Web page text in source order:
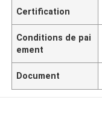
Certification
Conditions de pai
ement
Document